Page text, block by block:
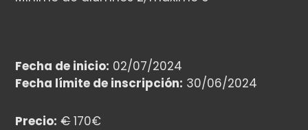
Fecha de inicio: 02/07/2024
Fecha límite de inscripción: 30/06/2024
Precio: €170€